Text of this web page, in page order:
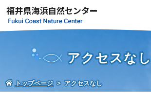
アクセスなし
トップページ アクセスなし